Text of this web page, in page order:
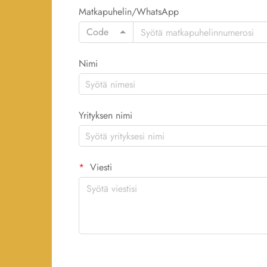
Matkapuhelin/WhatsApp
Code
Nimi
Yrityksen nimi
Viesti